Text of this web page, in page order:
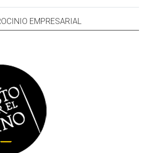
EMPRESARIAL